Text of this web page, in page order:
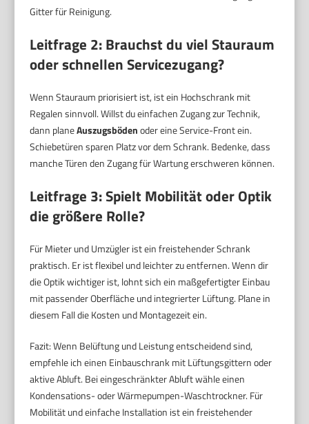
Gitter für Reinigung.
Leitfrage 2: Brauchst du viel Stauraum
oder schnellen Servicezugang?
Wenn Stauraum priorisiert ist, ist ein Hochschrank mit
Regalen sinnvoll. Willst du einfachen Zugang zur Technik,
dann planeAuszugsbödenoder eine Service-Front ein.
Schiebetüren sparen Platz vor dem Schrank. Bedenke, dass
manche Türen den Zugang für Wartung erschweren können.
Leitfrage 3: Spielt Mobilität oder Optik
die größere Rolle?
Für Mieter und Umzügler ist ein freistehender Schrank
praktisch. Er ist flexibel und leichter zu entfernen. Wenn dir
die Optik wichtiger ist, lohnt sich ein maßgefertigter Einbau
mit passender Oberfläche und integrierter Lüftung. Plane in
diesem Fall die Kosten und Montagezeit ein.
Fazit: Wenn Belüftung und Leistung entscheidend sind,
empfehle ich einen Einbauschrank mit Lüftungsgittern oder
aktive Abluft. Bei eingeschränkter Abluft wähle einen
Kondensations- oder Wärmepumpen-Waschtrockner. Für
Mobilität und einfache Installation ist ein freistehender